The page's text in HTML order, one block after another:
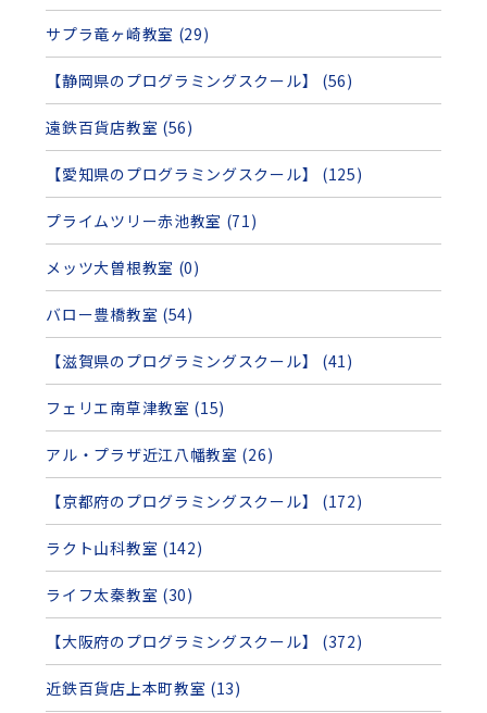
サプラ竜ヶ崎教室 (29)
【静岡県のプログラミングスクール】 (56)
遠鉄百貨店教室 (56)
【愛知県のプログラミングスクール】 (125)
プライムツリー赤池教室 (71)
メッツ大曽根教室 (0)
バロー豊橋教室 (54)
【滋賀県のプログラミングスクール】 (41)
フェリエ南草津教室 (15)
アル・プラザ近江八幡教室 (26)
【京都府のプログラミングスクール】 (172)
ラクト山科教室 (142)
ライフ太秦教室 (30)
【大阪府のプログラミングスクール】 (372)
近鉄百貨店上本町教室 (13)